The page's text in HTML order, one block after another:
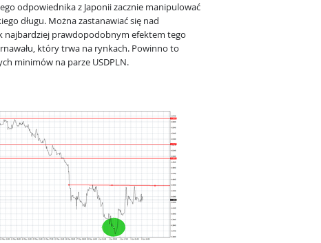
odpowiednika z Japonii zacznie manipulować
długu. Można zastanawiać się nad
najbardziej prawdopodobnym efektem tego
który trwa na rynkach. Powinno to
minimów na parze USDPLN.